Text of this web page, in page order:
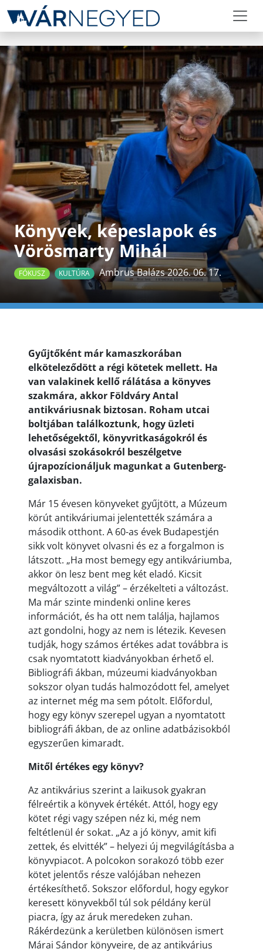
Könyvek, képeslapok és
Vörösmarty Mihál
FÓKUSZ KULTÚRA Ambrus Balázs 2026. 06. 17.
Gyűjtőként már kamaszkorában
elköteleződött a régi kötetek mellett. Ha
van valakinek kellő rálátása a könyves
szakmára, akkor Földváry Antal
antikváriusnak biztosan. Roham utcai
boltjában találkoztunk, hogy üzleti
lehetőségektől, könyvritkaságokról és
olvasási szokásokról beszélgetve
újrapozícionáljuk magunkat a Gutenberg-
galaxisban.
Már 15 évesen könyveket gyűjtött, a Múzeum
körút antikváriumai jelentették számára a
második otthont. A 60-as évek Budapestjén
sikk volt könyvet olvasni és ez a forgalmon is
látszott. „Ha most bemegy egy antikváriumba,
akkor ön lesz bent meg két eladó. Kicsit
megváltozott a világ” – érzékelteti a változást.
Ma már szinte mindenki online keres
információt, és ha ott nem találja, hajlamos
azt gondolni, hogy az nem is létezik. Kevesen
tudják, hogy számos értékes adat továbbra is
csak nyomtatott kiadványokban érhető el.
Bibliográfi ákban, múzeumi kiadványokban
sokszor olyan tudás halmozódott fel, amelyet
az internet még ma sem pótolt. Előfordul,
hogy egy könyv szerepel ugyan a nyomtatott
bibliográfi ákban, de az online adatbázisokból
egyszerűen kimaradt.
Mitől értékes egy könyv?
Az antikvárius szerint a laikusok gyakran
félreértik a könyvek értékét. Attól, hogy egy
kötet régi vagy szépen néz ki, még nem
feltétlenül ér sokat. „Az a jó könyv, amit kifi
zettek, és elvitték” – helyezi új megvilágításba a
könyvpiacot. A polcokon sorakozó több ezer
kötet jelentős része valójában nehezen
értékesíthető. Sokszor előfordul, hogy egykor
keresett könyvekből túl sok példány kerül
piacra, így az áruk meredeken zuhan.
Rákérdezünk a kerületben különösen ismert
Márai Sándor könyveire, de az antikvárius